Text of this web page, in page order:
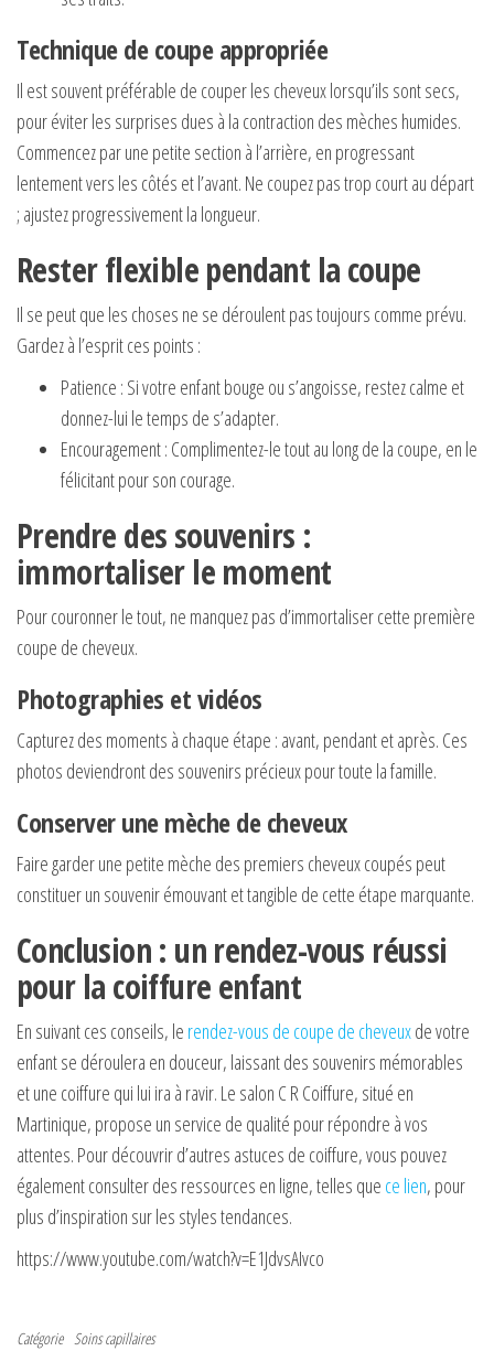
Technique de coupe appropriée
Il est souvent préférable de couper les cheveux lorsqu’ils sont secs,
pour éviter les surprises dues à la contraction des mèches humides.
Commencez par une petite section à l’arrière, en progressant
lentement vers les côtés et l’avant. Ne coupez pas trop court au départ
; ajustez progressivement la longueur.
Rester flexible pendant la coupe
Il se peut que les choses ne se déroulent pas toujours comme prévu.
Gardez à l’esprit ces points :
Patience : Si votre enfant bouge ou s’angoisse, restez calme et
donnez-lui le temps de s’adapter.
Encouragement : Complimentez-le tout au long de la coupe, en le
félicitant pour son courage.
Prendre des souvenirs :
immortaliser le moment
Pour couronner le tout, ne manquez pas d’immortaliser cette première
coupe de cheveux.
Photographies et vidéos
Capturez des moments à chaque étape : avant, pendant et après. Ces
photos deviendront des souvenirs précieux pour toute la famille.
Conserver une mèche de cheveux
Faire garder une petite mèche des premiers cheveux coupés peut
constituer un souvenir émouvant et tangible de cette étape marquante.
Conclusion : un rendez-vous réussi
pour la coiffure enfant
En suivant ces conseils, le rendez-vous de coupe de cheveuxde votre
enfant se déroulera en douceur, laissant des souvenirs mémorables
et une coiffure qui lui ira à ravir. Le salon C R Coiffure, situé en
Martinique, propose un service de qualité pour répondre à vos
attentes. Pour découvrir d’autres astuces de coiffure, vous pouvez
également consulter des ressources en ligne, telles que ce lien, pour
plus d’inspiration sur les styles tendances.
https://www.youtube.com/watch?v=E1JdvsAIvco
Catégorie Soins capillaires